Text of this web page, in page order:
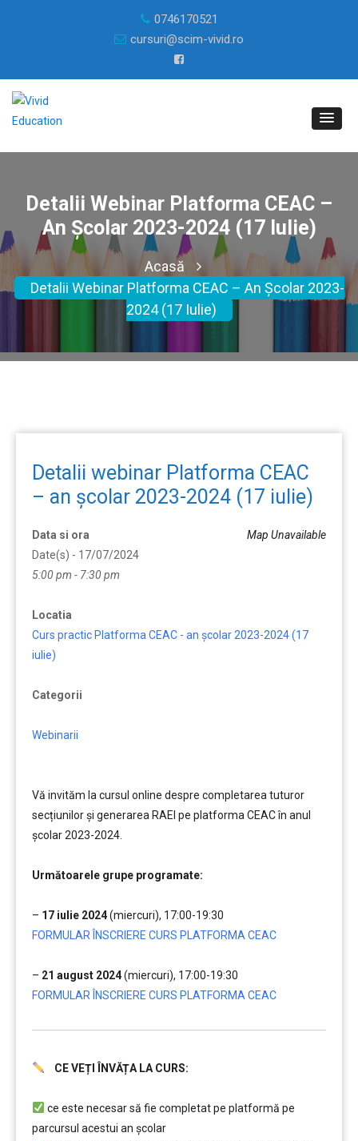
0746170521
cursuri@scim-vivid.ro
Detalii Webinar Platforma CEAC –
An Școlar 2023-2024 (17 Iulie)
Acasă
Detalii Webinar Platforma CEAC – An Școlar 2023-
2024 (17 Iulie)
Detalii webinar Platforma CEAC
– an școlar 2023-2024 (17 iulie)
Map Unavailable
Data si ora
Date(s) - 17/07/2024
5:00 pm - 7:30 pm
Locatia
Curs practic Platforma CEAC - an școlar 2023-2024 (17
iulie)
Categorii
Webinarii
Vă invităm la cursul online despre completarea tuturor
secțiunilor și generarea RAEI pe platforma CEAC în anul
școlar 2023-2024.
Următoarele grupe programate:
– 17 iulie 2024(miercuri), 17:00-19:30
FORMULAR ÎNSCRIERE CURS PLATFORMA CEAC
– 21 august 2024(miercuri), 17:00-19:30
FORMULAR ÎNSCRIERE CURS PLATFORMA CEAC
CE VEȚI ÎNVĂȚA LA CURS:
ce este necesar să fie completat pe platformă pe
parcursul acestui an școlar